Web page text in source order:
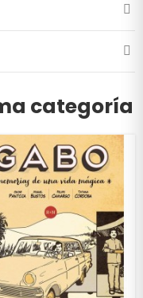
categoría